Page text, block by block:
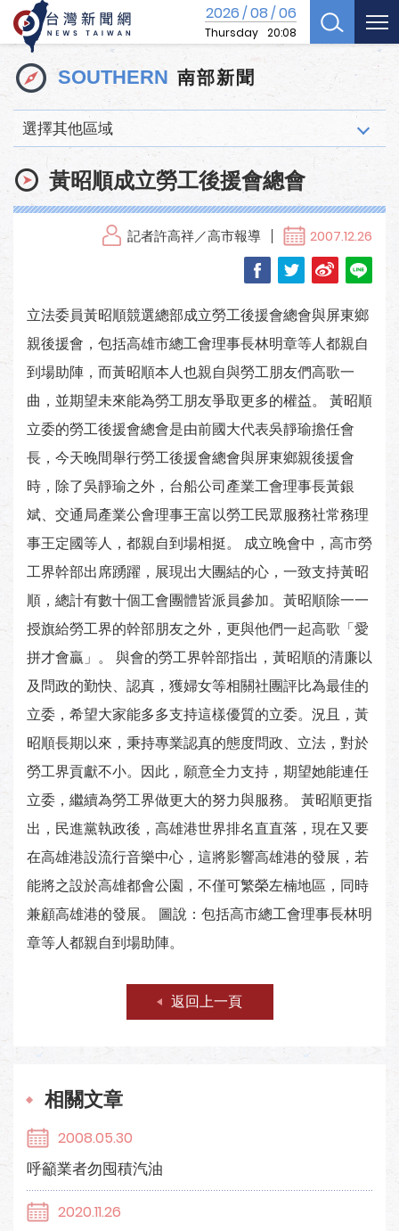
2026/08/06
Thursday 20:08
SOUTHERN 南部新聞
選擇其他區域
黃昭順成立勞工後援會總會
記者許高祥／高市報導 2007.12.26
立法委員黃昭順競選總部成立勞工後援會總會與屏東鄉
親後援會，包括高雄市總工會理事長林明章等人都親自
到場助陣，而黃昭順本人也親自與勞工朋友們高歌一
曲，並期望未來能為勞工朋友爭取更多的權益。 黃昭順
立委的勞工後援會總會是由前國大代表吳靜瑜擔任會
長，今天晚間舉行勞工後援會總會與屏東鄉親後援會
時，除了吳靜瑜之外，台船公司產業工會理事長黃銀
斌、交通局產業公會理事王富以勞工民眾服務社常務理
事王定國等人，都親自到場相挺。 成立晚會中，高市勞
工界幹部出席踴躍，展現出大團結的心，一致支持黃昭
順，總計有數十個工會團體皆派員參加。黃昭順除一一
授旗給勞工界的幹部朋友之外，更與他們一起高歌「愛
拼才會贏」。 與會的勞工界幹部指出，黃昭順的清廉以
及問政的勤快、認真，獲婦女等相關社團評比為最佳的
立委，希望大家能多多支持這樣優質的立委。況且，黃
昭順長期以來，秉持專業認真的態度問政、立法，對於
勞工界貢獻不小。因此，願意全力支持，期望她能連任
立委，繼續為勞工界做更大的努力與服務。 黃昭順更指
出，民進黨執政後，高雄港世界排名直直落，現在又要
在高雄港設流行音樂中心，這將影響高雄港的發展，若
能將之設於高雄都會公園，不僅可繁榮左楠地區，同時
兼顧高雄港的發展。 圖說：包括高市總工會理事長林明
章等人都親自到場助陣。
返回上一頁
相關文章
2008.05.30
呼籲業者勿囤積汽油
2020.11.26